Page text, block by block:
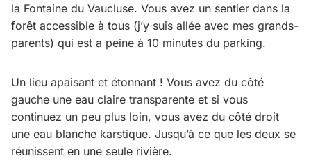
la Fontaine du Vaucluse. Vous avez un sentier dans la
forêt accessible à tous (j’y suis allée avec mes grands-
parents) qui est a peine à 10 minutes du parking.
Un lieu apaisant et étonnant ! Vous avez du côté
gauche une eau claire transparente et si vous
continuez un peu plus loin, vous avez du côté droit
une eau blanche karstique. Jusqu’à ce que les deux se
réunissent en une seule rivière.